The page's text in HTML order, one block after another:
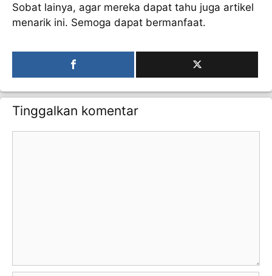
Sobat lainya, agar mereka dapat tahu juga artikel
menarik ini. Semoga dapat bermanfaat.
Tinggalkan komentar